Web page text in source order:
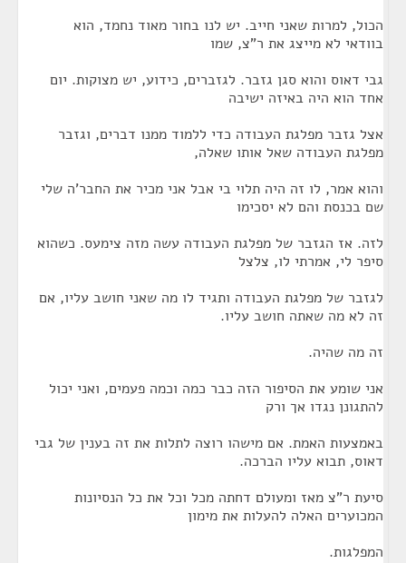
הכול, למרות שאני חייב. יש לנו בחור מאוד נחמד, הוא
בוודאי לא מייצג את ר"צ, שמו
גבי דאוס והוא סגן גזבר. לגזברים, כידוע, יש מצוקות. יום
אחד הוא היה באיזה ישיבה
אצל גזבר מפלגת העבודה כדי ללמוד ממנו דברים, וגזבר
מפלגת העבודה שאל אותו שאלה,
והוא אמר, לו זה היה תלוי בי אבל אני מכיר את החבר'ה שלי
שם בכנסת והם לא יסכימו
לזה. אז הגזבר של מפלגת העבודה עשה מזה צימעס. כשהוא
סיפר לי, אמרתי לו, צלצל
לגזבר של מפלגת העבודה ותגיד לו מה שאני חושב עליו, אם
זה לא מה שאתה חושב עליו.
זה מה שהיה.
אני שומע את הסיפור הזה כבר כמה וכמה פעמים, ואני יכול
להתגונן נגדו אך ורק
באמצעות האמת. אם מישהו רוצה לתלות את זה בענין של גבי
דאוס, תבוא עליו הברכה.
סיעת ר"צ מאז ומעולם דחתה מכל וכל את כל הנסיונות
המכוערים האלה להעלות את מימון
המפלגות.